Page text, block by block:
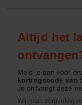
Altijd het
Meld je aan voor
kortingscode van
Je ontvangt deze
Wij gaan zorgvuldig